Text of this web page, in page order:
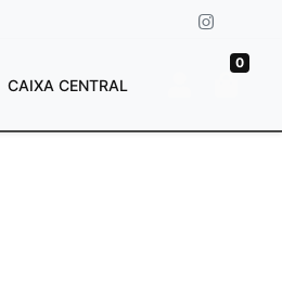
0
CAIXA CENTRAL